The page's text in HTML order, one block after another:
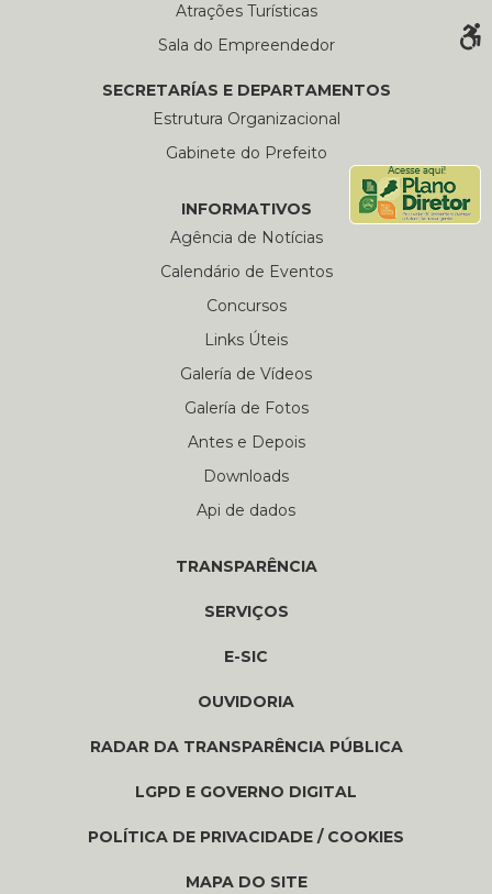
Atrações Turísticas
Sala do Empreendedor
SECRETARÍAS E DEPARTAMENTOS
Estrutura Organizacional
Gabinete do Prefeito
INFORMATIVOS
Agência de Notícias
Calendário de Eventos
Concursos
Links Úteis
Galería de Vídeos
Galería de Fotos
Antes e Depois
Downloads
Api de dados
TRANSPARÊNCIA
SERVIÇOS
E-SIC
OUVIDORIA
RADAR DA TRANSPARÊNCIA PÚBLICA
LGPD E GOVERNO DIGITAL
POLÍTICA DE PRIVACIDADE / COOKIES
MAPA DO SITE